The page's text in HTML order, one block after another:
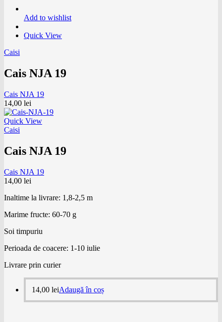
Add to wishlist
Quick View
Caisi
Cais NJA 19
Cais NJA 19
14,00 lei
Quick View
Caisi
Cais NJA 19
Cais NJA 19
14,00 lei
Inaltime la livrare: 1,8-2,5 m
Marime fructe: 60-70 g
Soi timpuriu
Perioada de coacere: 1-10 iulie
Livrare prin curier
14,00 leiAdaugă în coș